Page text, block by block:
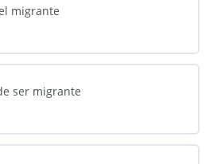
migrante
ser migrante